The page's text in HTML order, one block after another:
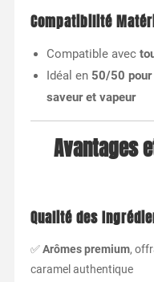
Compatibilité
Compatible avec
Idéal en 50/50 pour
saveur et vapeur
Avantages
Qualité des
✅Arômes premium,
caramel authentique